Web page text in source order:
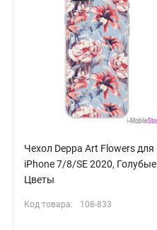
Чехол Deppa Art Flowers для
iPhone 7/8/SE 2020, Голубые
Цветы
Код товара: 108-833